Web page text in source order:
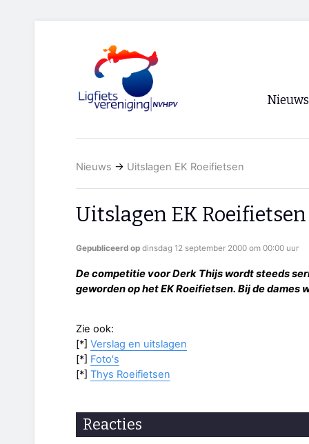
Nieuws
Nieuws → Uitslagen EK Roeifietsen
Uitslagen EK Roeifietsen
Gepubliceerd op dinsdag 12 september 2000 om 00:00 uur
De competitie voor Derk Thijs wordt steeds
geworden op het EK Roeifietsen. Bij de dames
Zie ook:
[*] Verslag en uitslagen
[*] Foto's
[*] Thys Roeifietsen
Reacties